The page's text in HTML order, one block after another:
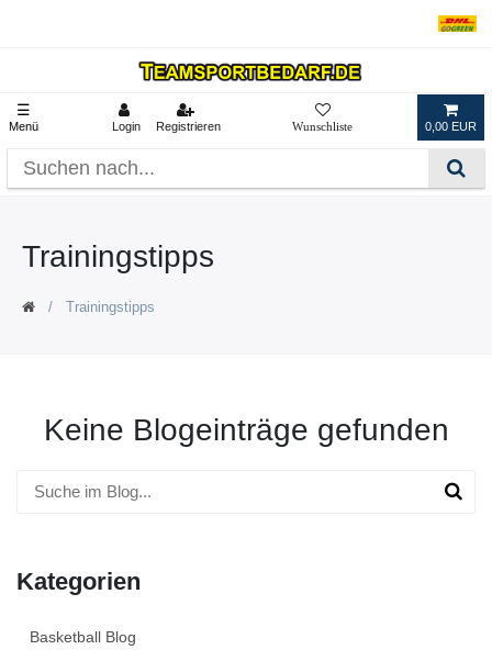
☰
Menü Login Registrieren 0,00 EUR
Trainingstipps
Trainingstipps
Keine Blogeinträge gefunden
Kategorien
Basketball Blog